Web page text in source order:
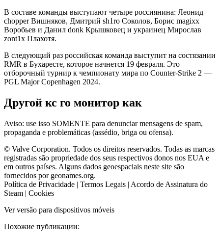
В составе команды выступают четыре россиянина: Леонид
chopper Вишняков, Дмитрий sh1ro Соколов, Борис magixx
Воробьев и Данил donk Крышковец и украинец Мирослав
zont1x Плахотя.
В следующий раз российская команда выступит на состязании
RMR в Бухаресте, которое начнется 19 февраля. Это
отборочный турнир к чемпионату мира по Counter-Strike 2 —
PGL Major Copenhagen 2024.
Другой кс го монитор как
Aviso: use isso SOMENTE para denunciar mensagens de spam,
propaganda e problemáticas (assédio, briga ou ofensa).
© Valve Corporation. Todos os direitos reservados. Todas as marcas
registradas são propriedade dos seus respectivos donos nos EUA e
em outros países. Alguns dados geoespaciais neste site são
fornecidos por geonames.org.
Política de Privacidade | Termos Legais | Acordo de Assinatura do
Steam | Cookies
Ver versão para dispositivos móveis
Похожие публикации: